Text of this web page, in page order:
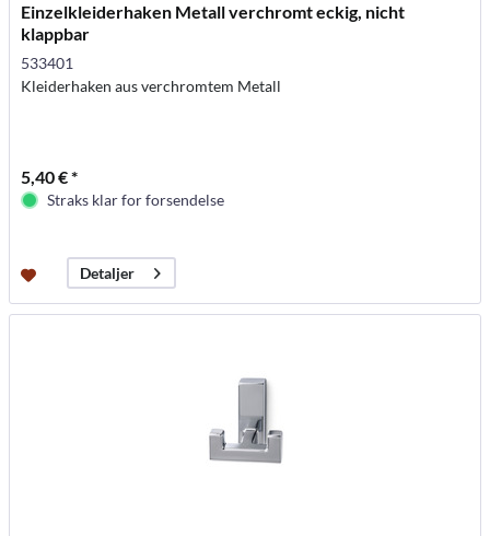
Einzelkleiderhaken Metall verchromt eckig, nicht
klappbar
533401
Kleiderhaken aus verchromtem Metall
5,40 € *
Straks klar for forsendelse
Detaljer